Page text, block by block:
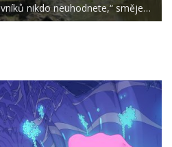
nikdo neuhodnete,“ směje…